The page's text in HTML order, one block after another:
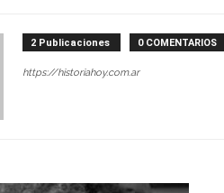
2 Publicaciones 0 COMENTARIOS
https://historiahoy.com.ar